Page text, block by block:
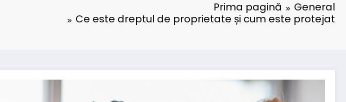
Prima pagină
General
Ce este dreptul de proprietate și cum este protejat